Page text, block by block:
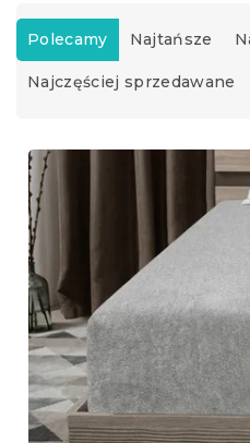
S
o
r
n
e
p
o
d
u
k
ó
Polecamy Najtańsze
Najczęściej sprzedawane
L
p
o
d
u
k